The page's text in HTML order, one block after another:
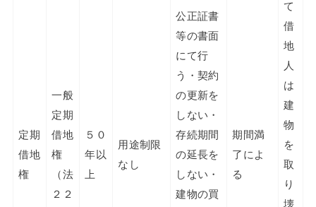
定期
借地
権
一般
定期
借地
権
（法
２２
５０
年以
上
用途制限
なし
公正証書
等の書面
にて行
う・契約
の更新を
しない・
存続期間
の延長を
しない・
建物の買
期間満
了によ
る
て
借
地
人
は
建
物
を
取
り
壊